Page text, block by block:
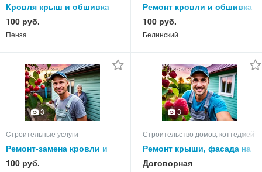
Кровля крыш и обшивка
домов сайдингом в
Городищенском районе
100 руб.
Пенза
Ремонт кровли и обшивка
фасада дома в Белинском
районе
100 руб.
Белинский
3
Cтроительные услуги
Ремонт-замена кровли и
обшивка дома в
100 руб.
3
Строительство домов, коттеджей
Ремонт крыши, фасада на
даче в Арбеково СДТ
Договорная